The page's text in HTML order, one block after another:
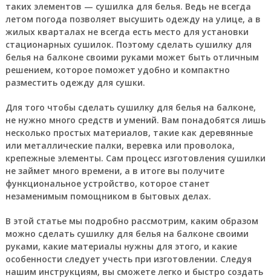
таких элементов — сушилка для белья. Ведь не всегда
летом погода позволяет высушить одежду на улице, а в
жилых кварталах не всегда есть место для установки
стационарных сушилок. Поэтому сделать сушилку для
белья на балконе своими руками может быть отличным
решением, которое поможет удобно и компактно
разместить одежду для сушки.
Для того чтобы сделать сушилку для белья на балконе,
не нужно много средств и умений. Вам понадобятся лишь
несколько простых материалов, такие как деревянные
или металлические палки, веревка или проволока,
крепежные элементы. Сам процесс изготовления сушилки
не займет много времени, а в итоге вы получите
функциональное устройство, которое станет
незаменимым помощником в бытовых делах.
В этой статье мы подробно рассмотрим, каким образом
можно сделать сушилку для белья на балконе своими
руками, какие материалы нужны для этого, и какие
особенности следует учесть при изготовлении. Следуя
нашим инструкциям, вы сможете легко и быстро создать